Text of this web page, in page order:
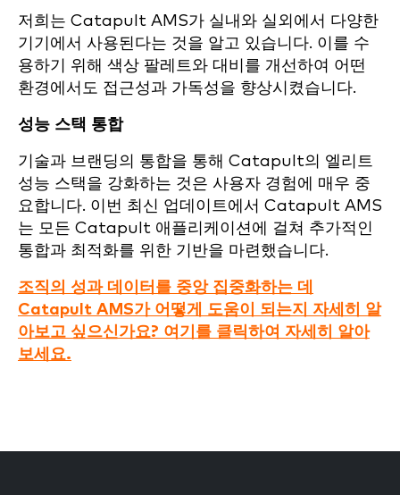
저희는 Catapult AMS가 실내와 실외에서 다양한
기기에서 사용된다는 것을 알고 있습니다. 이를 수
용하기 위해 색상 팔레트와 대비를 개선하여 어떤
환경에서도 접근성과 가독성을 향상시켰습니다.
성능 스택 통합
기술과 브랜딩의 통합을 통해 Catapult의 엘리트
성능 스택을 강화하는 것은 사용자 경험에 매우 중
요합니다. 이번 최신 업데이트에서 Catapult AMS
는 모든 Catapult 애플리케이션에 걸쳐 추가적인
통합과 최적화를 위한 기반을 마련했습니다.
조직의 성과 데이터를 중앙 집중화하는 데
Catapult AMS가 어떻게 도움이 되는지 자세히 알
아보고 싶으신가요? 여기를 클릭하여 자세히 알아
보세요.